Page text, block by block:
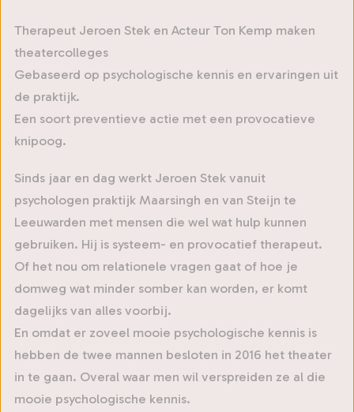
Therapeut Jeroen Stek en Acteur Ton Kemp maken
theatercolleges
Gebaseerd op psychologische kennis en ervaringen uit
de praktijk.
Een soort preventieve actie met een provocatieve
knipoog.
Sinds jaar en dag werkt Jeroen Stek vanuit
psychologen praktijk Maarsingh en van Steijn te
Leeuwarden met mensen die wel wat hulp kunnen
gebruiken. Hij is systeem- en provocatief therapeut.
Of het nou om relationele vragen gaat of hoe je
domweg wat minder somber kan worden, er komt
dagelijks van alles voorbij.
En omdat er zoveel mooie psychologische kennis is
hebben de twee mannen besloten in 2016 het theater
in te gaan. Overal waar men wil verspreiden ze al die
mooie psychologische kennis.